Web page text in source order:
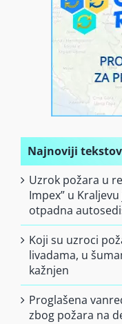
Najnoviji
Uzrok požara u
Impex” u
otpadna
Koji su uzroci
livadama, u
kažnjen
Proglašena
zbog požara na